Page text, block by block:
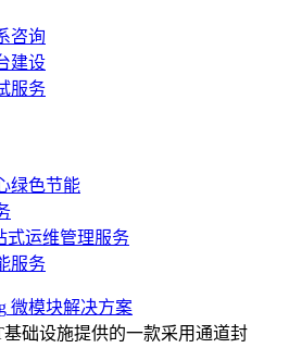
咨询
建设
服务
绿色节能
式运维管理服务
服务
微模块解决方案
基础设施提供的一款采用通道封